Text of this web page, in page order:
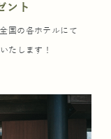
ント
国の各ホテルにて
たします！